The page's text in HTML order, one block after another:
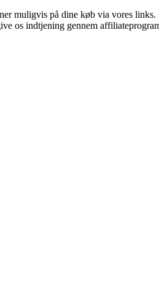
muligvis på dine køb via vores links.
os indtjening gennem